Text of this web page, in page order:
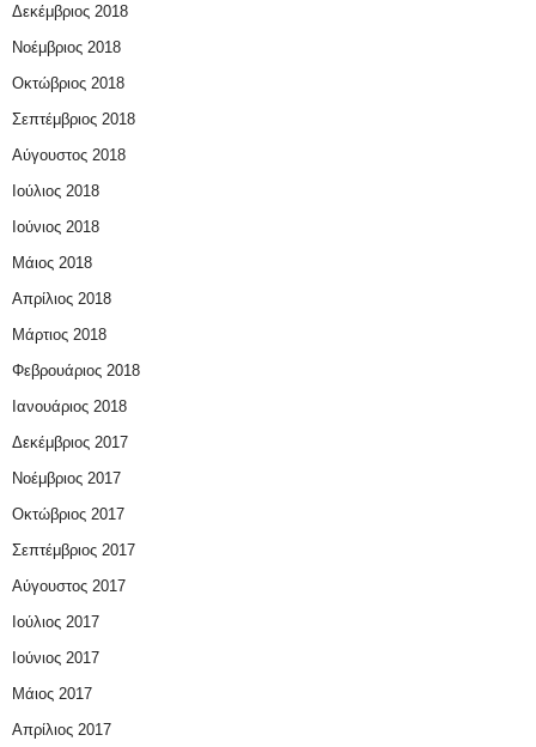
Δεκέμβριος 2018
Νοέμβριος 2018
Οκτώβριος 2018
Σεπτέμβριος 2018
Αύγουστος 2018
Ιούλιος 2018
Ιούνιος 2018
Μάιος 2018
Απρίλιος 2018
Μάρτιος 2018
Φεβρουάριος 2018
Ιανουάριος 2018
Δεκέμβριος 2017
Νοέμβριος 2017
Οκτώβριος 2017
Σεπτέμβριος 2017
Αύγουστος 2017
Ιούλιος 2017
Ιούνιος 2017
Μάιος 2017
Απρίλιος 2017